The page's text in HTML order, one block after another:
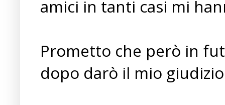
amici in tanti casi mi
Prometto che però in
dopo darò il mio